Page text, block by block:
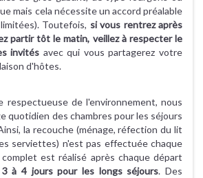
mais cela nécessite un accord préalable
Toutefois, si vous rentrez après
partir tôt le matin, veillez à respecter le
invités avec qui vous partagerez votre
d'hôtes.
respectueuse de l'environnement, nous
quotidien des chambres pour les séjours
la recouche (ménage, réfection du lit
serviettes) n'est pas effectuée chaque
est réalisé après chaque départ
à 4 jours pour les longs séjours. Des